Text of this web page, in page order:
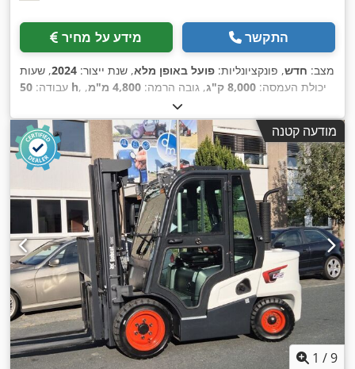
מידע על מחיר התקשר
מצב: חדש, פונקציונליות: פועל באופן מלא, שנת ייצור: 2024, שעות
עבודה: 50 h , יכולת העמסה: 8,000 ק"ג , גובה הרמה: 4,800 מ"מ
,
, סוג דלק:
גובה בנייה:2,780 מ"מ , כוח:59 קילוואט (80.22 כ"ס)
, רוחב
מסגרת המזלג:2,240 מ"מ , אורך המזלג:2,400 מ"מ
, משקל עצמי:
12,406 ק"ג, סוג הנעה:Diesel,
מודעה קטנה
1 /9